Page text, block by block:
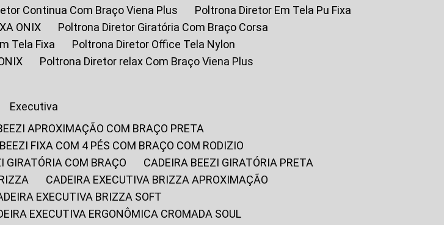
Continua Com Braço Viena Plus
Poltrona Diretor Em Tela Pu Fixa
ONIX
Poltrona Diretor Giratória Com Braço Corsa
Tela Fixa
Poltrona Diretor Office Tela Nylon
Poltrona Diretor relax Com Braço Viena Plus
Executiva
APROXIMAÇÃO COM BRAÇO PRETA
BEEZI FIXA COM 4 PÉS COM BRAÇO COM RODIZIO
GIRATÓRIA COM BRAÇO
CADEIRA BEEZI GIRATÓRIA PRETA
CADEIRA EXECUTIVA BRIZZA APROXIMAÇÃO
EXECUTIVA BRIZZA SOFT
EXECUTIVA ERGONÔMICA CROMADA SOUL